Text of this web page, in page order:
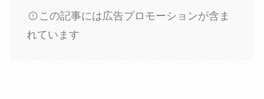
この記事には広告プロモーションが含ま
れています